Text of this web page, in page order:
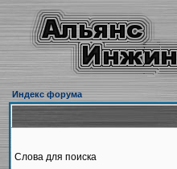
Индекс форума
Слова для поиска